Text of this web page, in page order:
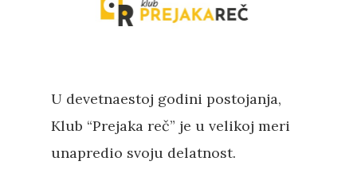
U devetnaestoj godini postojanja,
Klub “Prejaka reč” je u velikoj meri
unapredio svoju delatnost.